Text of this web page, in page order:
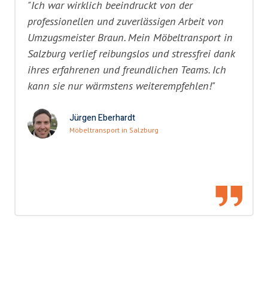
"Ich war wirklich beeindruckt von der
professionellen und zuverlässigen Arbeit von
Umzugsmeister Braun. Mein Möbeltransport in
Salzburg verlief reibungslos und stressfrei dank
ihres erfahrenen und freundlichen Teams. Ich
kann sie nur wärmstens weiterempfehlen!"
Jürgen Eberhardt
Möbeltransport in Salzburg